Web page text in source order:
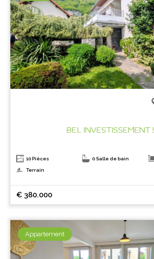
BEL INVESTISSEMENT !
10 Pièces 0 Salle de bain
Terrain
€ 380.000
Appartement